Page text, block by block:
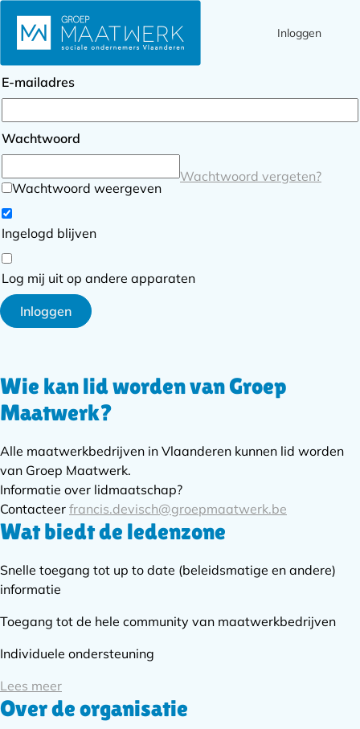
Inloggen
Inloggen
E-mailadres
Wachtwoord
Wachtwoord weergeven
Wachtwoord vergeten?
Ingelogd blijven
Log mij uit op andere apparaten
Inloggen
Subnavigatie
Wie kan lid worden van Groep
Maatwerk?
Alle maatwerkbedrijven in Vlaanderen kunnen lid worden
van Groep Maatwerk.
Informatie over lidmaatschap?
Contacteer francis.devisch@groepmaatwerk.be
Wat biedt de ledenzone
Snelle toegang tot up to date (beleidsmatige en andere)
informatie
Toegang tot de hele community van maatwerkbedrijven
Individuele ondersteuning
Lees meer
Over de organisatie